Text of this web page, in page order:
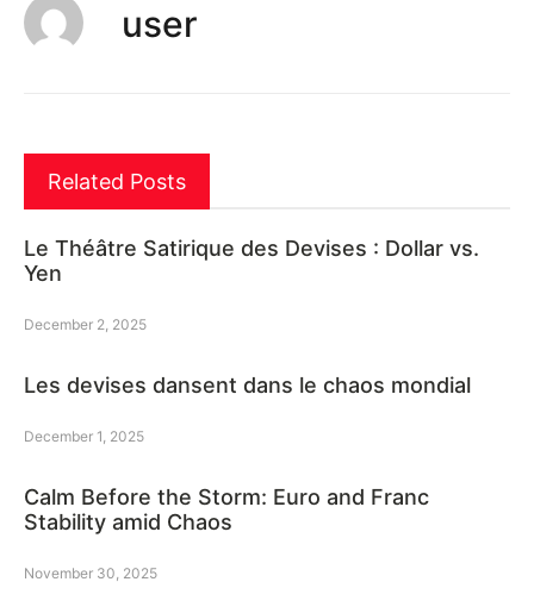
user
Related Posts
Le Théâtre Satirique des Devises : Dollar vs.
Yen
December 2, 2025
Les devises dansent dans le chaos mondial
December 1, 2025
Calm Before the Storm: Euro and Franc
Stability amid Chaos
November 30, 2025